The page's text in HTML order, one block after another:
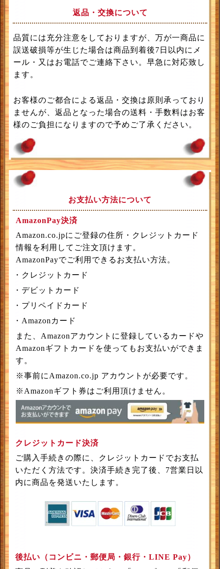
返品・交換について
品質には充分注意をしておりますが、万が一商品に
誤送破損等が生じた場合は商品到着後7日以内にメ
ール・又はお電話でご連絡下さい。早急に対応致し
ます。
お客様のご都合による返品・交換は原則承っており
ませんが、返品となった場合の送料・手数料はお客
様のご負担になりますので予めご了承ください。
お支払い方法について
AmazonPay決済
Amazon.co.jpにご登録の住所・クレジットカード
情報を利用してご注文頂けます。
AmazonPayでご利用できるお支払い方法。
・クレジットカード
・デビットカード
・プリペイドカード
・Amazonカード
また、Amazonアカウントに登録しているカードや
Amazonギフトカードを使ってもお支払いができま
す。
※事前にAmazon.co.jp アカウントが必要です。
※Amazonギフト券はご利用頂けません。
クレジットカード決済
ご購入手続きの際に、クレジットカードでお支払
いただく方法です。決済手続き完了後、7営業日以
内に商品を発送いたします。
後払い（コンビニ・郵便局・銀行・LINE Pay）